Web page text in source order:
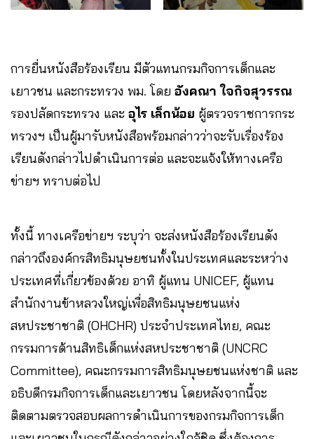
การยื่นหนังสือร้องเรียน มีตัวแทนกรมกิจการเด็กและ
เยาวชน และกระทรวง พม. โดย อังคณา ใจกิจสุวรรณ
รองปลัดกระทรวง และ อุไร เล็กน้อย ผู้ตรวจราชการกระ
ทรวงฯ เป็นผู้มารับหนังสือพร้อมกล่าวว่าจะรับเรื่องร้อง
เรียนดังกล่าวไปดำเนินการต่อ และจะแจ้งให้ทางเครือ
ข่ายฯ ทราบต่อไป
ทั้งนี้ ทางเครือข่ายฯ ระบุว่า จะส่งหนังสือร้องเรียนดัง
กล่าวถึงองค์กรสิทธิมนุษยชนทั้งในประเทศและระหว่าง
ประเทศที่เกี่ยวข้องด้วย อาทิ ผู้แทน UNICEF, ผู้แทน
สำนักงานข้าหลวงใหญ่เพื่อสิทธิมนุษยชนแห่ง
สหประชาชาติ (OHCHR) ประจำประเทศไทย, คณะ
กรรมการด้านสิทธิเด็กแห่งสหประชาชาติ (UNCRC
Committee), คณะกรรมการสิทธิมนุษยชนแห่งชาติ และ
อธิบดีกรมกิจการเด็กและเยาวชน โดยหลังจากนี้จะ
ติดตามตรวจสอบผลการดำเนินการของกรมกิจการเด็ก